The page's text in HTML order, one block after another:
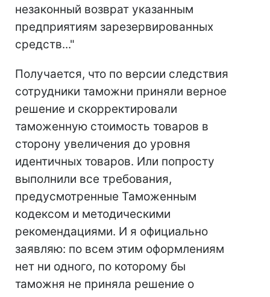
незаконный возврат указанным
предприятиям зарезервированных
средств..."
Получается, что по версии следствия
сотрудники таможни приняли верное
решение и скорректировали
таможенную стоимость товаров в
сторону увеличения до уровня
идентичных товаров. Или попросту
выполнили все требования,
предусмотренные Таможенным
кодексом и методическими
рекомендациями. И я официально
заявляю: по всем этим оформлениям
нет ни одного, по которому бы
таможня не приняла решение о